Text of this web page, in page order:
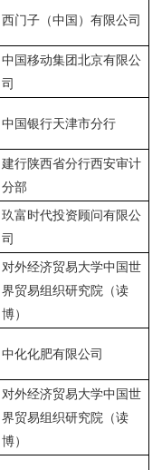
西门子（中国）有限公司
中国移动集团北京有限公
司
中国银行天津市分行
建行陕西省分行西安审计
分部
玖富时代投资顾问有限公
司
对外经济贸易大学中国世
界贸易组织研究院（读
博）
中化化肥有限公司
对外经济贸易大学中国世
界贸易组织研究院（读
博）